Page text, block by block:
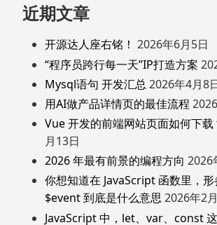
近期文章
开源达人座右铭！ 2026年6月5日
“程序员跨行每一天”IP打造方案
Mysql语句 开发汇总 2026年4月8
用AI做产品详情页的最佳流程
Vue 开发的前端网站页面如何下载
月13日
2026 年最有前景的编程方向 2026
你想知道在 JavaScript 函数里，形
$event 到底是什么意思2026年2
JavaScript 中，let、var、const